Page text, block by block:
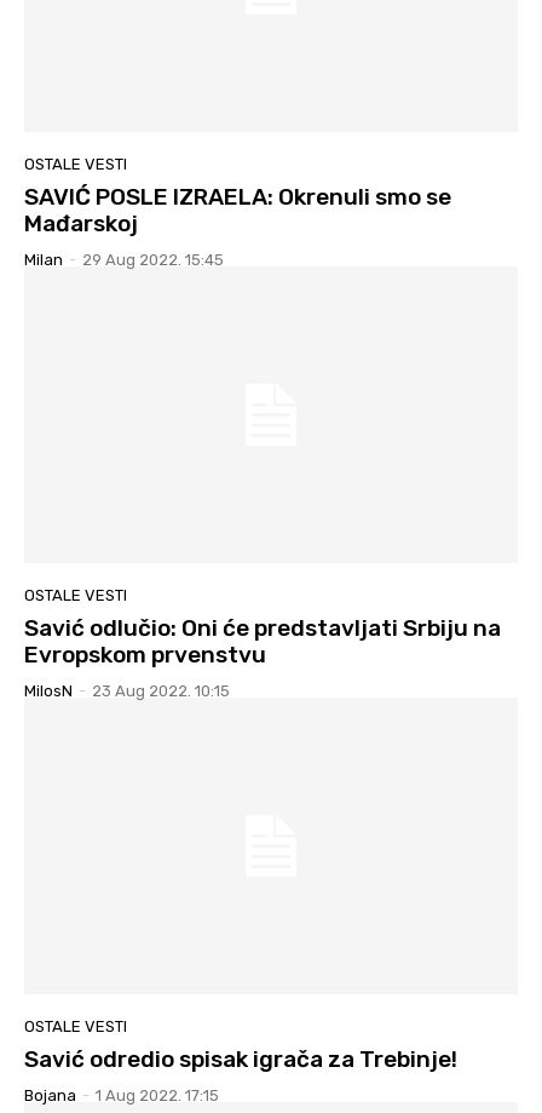
OSTALE VESTI
SAVIĆ POSLE IZRAELA: Okrenuli smo se
Mađarskoj
Milan - 29 Aug 2022. 15:45
OSTALE VESTI
Savić odlučio: Oni će predstavljati Srbiju na
Evropskom prvenstvu
MilosN - 23 Aug 2022. 10:15
OSTALE VESTI
Savić odredio spisak igrača za Trebinje!
Bojana - 1 Aug 2022. 17:15